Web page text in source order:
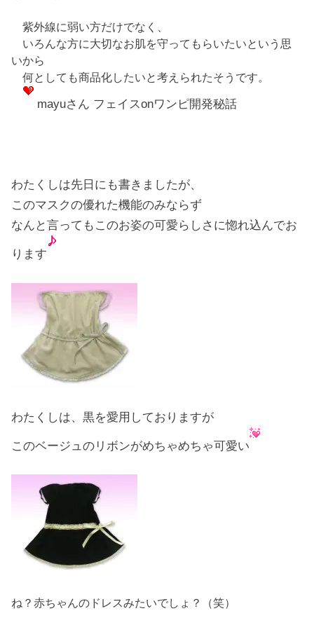
紫外線に弱い方だけでなく、
いろんな方に大切なお肌を守ってもらいたいという思
いから
何としても商品化したいと考えられたそうです。
mayuさん フェイスonワンピ開発秘話
わたくしは先日にも書きましたが、
このマスクの優れた機能のみならず
なんと言ってもこのお姿の可愛らしさに惚れ込んでお
ります
わたくしは、黒を愛用しておりますが
このベージュのリボンがめちゃめちゃ可愛い
ね？赤ちゃんのドレスみたいでしょ？（笑）